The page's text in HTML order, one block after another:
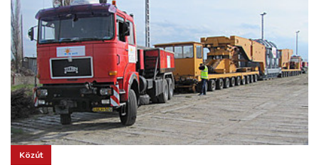
Közút